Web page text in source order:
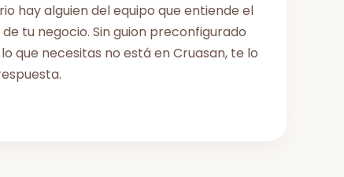
hay alguien del equipo que entiende el
tu negocio. Sin guion preconfigurado
que necesitas no está enCruasan, te lo